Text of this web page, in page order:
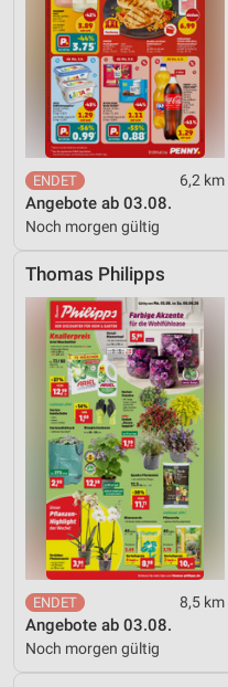
6,2 km
Angebote ab 03.08.
Noch morgen gültig
Thomas Philipps
8,5 km
Angebote ab 03.08.
Noch morgen gültig